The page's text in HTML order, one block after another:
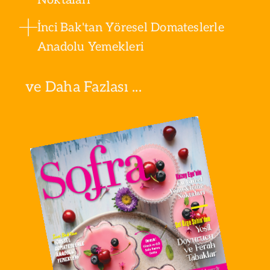
İnci Bak'tan Yöresel Domateslerle
Anadolu Yemekleri
ve Daha Fazlası ...